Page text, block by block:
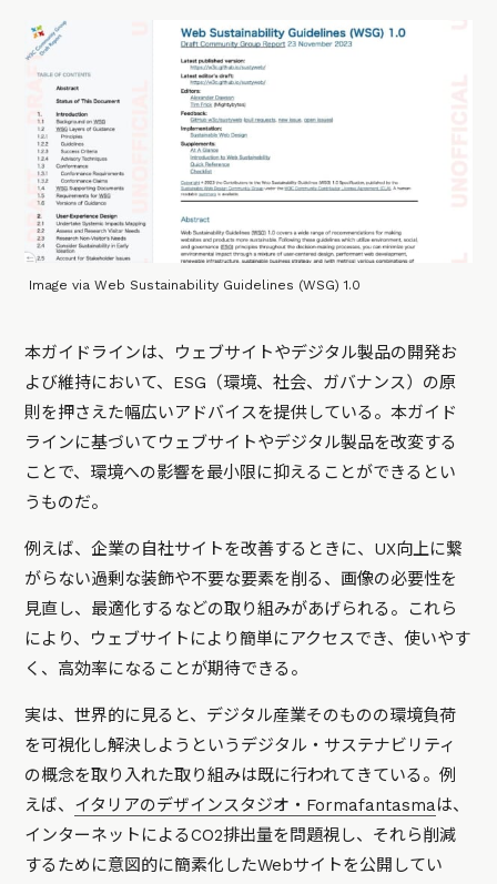
Image via Web Sustainability Guidelines (WSG) 1.0
本ガイドラインは、ウェブサイトやデジタル製品の開発お
よび維持において、ESG（環境、社会、ガバナンス）の原
則を押さえた幅広いアドバイスを提供している。本ガイド
ラインに基づいてウェブサイトやデジタル製品を改変する
ことで、環境への影響を最小限に抑えることができるとい
うものだ。
例えば、企業の自社サイトを改善するときに、UX向上に繋
がらない過剰な装飾や不要な要素を削る、画像の必要性を
見直し、最適化するなどの取り組みがあげられる。これら
により、ウェブサイトにより簡単にアクセスでき、使いやす
く、高効率になることが期待できる。
実は、世界的に見ると、デジタル産業そのものの環境負荷
を可視化し解決しようというデジタル・サステナビリティ
の概念を取り入れた取り組みは既に行われてきている。例
えば、 イタリアのデザインスタジオ・Formafantasmaは、
インターネットによるCO2排出量を問題視し、それら削減
するために意図的に簡素化したWebサイトを公開してい